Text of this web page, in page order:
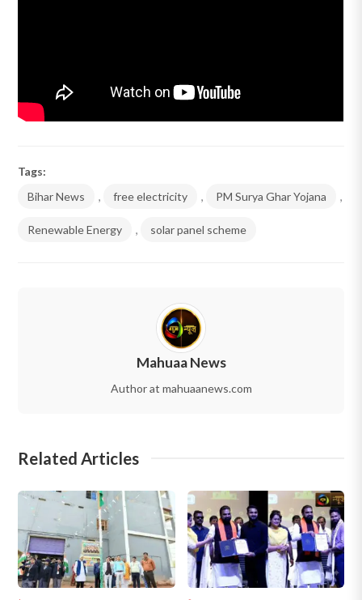
Tags:
Bihar News
, free electricity , PM Surya Ghar Yojana ,
Renewable Energy , solar panel scheme
Mahuaa News
Author at mahuaanews.com
Related Articles